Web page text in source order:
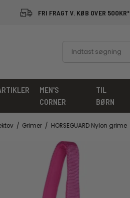
FRI FRAGT V. KØB OVER 500KR*
MEN'S
CORNER
TIL
BØRN
/ Grimer / HORSEGUARD Nylon grime